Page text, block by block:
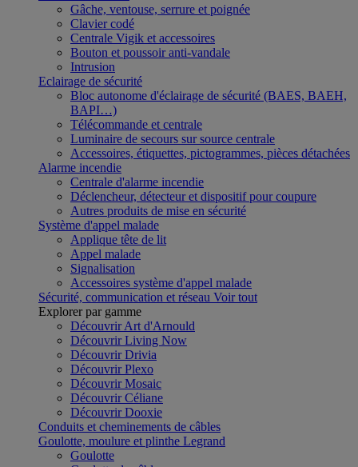
Gâche, ventouse, serrure et poignée
Clavier codé
Centrale Vigik et accessoires
Bouton et poussoir anti-vandale
Intrusion
Eclairage de sécurité
Bloc autonome d'éclairage de sécurité (BAES, BAEH,
BAPI…)
Télécommande et centrale
Luminaire de secours sur source centrale
Accessoires, étiquettes, pictogrammes, pièces détachées
Alarme incendie
Centrale d'alarme incendie
Déclencheur, détecteur et dispositif pour coupure
Autres produits de mise en sécurité
Système d'appel malade
Applique tête de lit
Appel malade
Signalisation
Accessoires système d'appel malade
Sécurité, communication et réseau Voir tout
Explorer par gamme
Découvrir Art d'Arnould
Découvrir Living Now
Découvrir Drivia
Découvrir Plexo
Découvrir Mosaic
Découvrir Céliane
Découvrir Dooxie
Conduits et cheminements de câbles
Goulotte, moulure et plinthe Legrand
Goulotte